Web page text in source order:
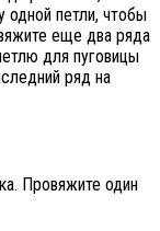
одной петли, чтобы
еще два ряда
для пуговицы
ряд на
Провяжите один